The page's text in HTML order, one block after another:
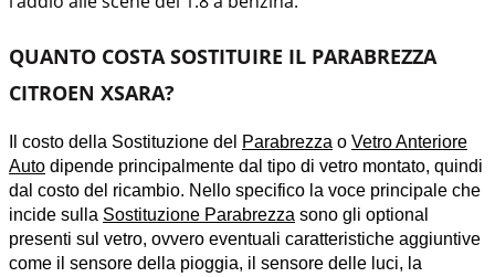
QUANTO COSTA SOSTITUIRE IL PARABREZZA
CITROEN XSARA?
Il costo della Sostituzione del Parabrezza o Vetro Anteriore
Auto dipende principalmente dal tipo di vetro montato, quindi
dal costo del ricambio. Nello specifico la voce principale che
incide sulla Sostituzione Parabrezza sono gli optional
presenti sul vetro, ovvero eventuali caratteristiche aggiuntive
come il sensore della pioggia, il sensore delle luci, la